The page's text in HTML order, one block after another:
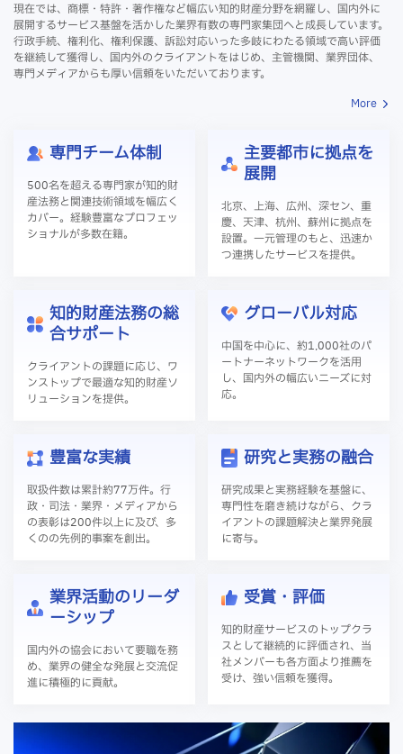
現在では、商標・特許・著作権など幅広い知的財産分野を網羅し、国内外に
展開するサービス基盤を活かした業界有数の専門家集団へと成長しています。
行政手続、権利化、権利保護、訴訟対応いった多岐にわたる領域で高い評価
を継続して獲得し、国内外のクライアントをはじめ、主管機関、業界団体、
専門メディアからも厚い信頼をいただいております。
More
専門チーム体制
500名を超える専門家が知的財
産法務と関連技術領域を幅広く
カバー。経験豊富なプロフェッ
ショナルが多数在籍。
主要都市に拠点を
展開
北京、上海、広州、深セン、重
慶、天津、杭州、蘇州に拠点を
設置。一元管理のもと、迅速か
つ連携したサービスを提供。
知的財産法務の総
合サポート
クライアントの課題に応じ、ワ
ンストップで最適な知的財産ソ
リューションを提供。
グローバル対応
中国を中心に、約1,000社のパ
ートナーネットワークを活用
し、国内外の幅広いニーズに対
応。
豊富な実績
取扱件数は累計約77万件。行
政・司法・業界・メディアから
の表彰は200件以上に及び、多
くのの先例的事案を創出。
研究と実務の融合
研究成果と実務経験を基盤に、
専門性を磨き続けながら、クラ
イアントの課題解決と業界発展
に寄与。
業界活動のリーダ
ーシップ
国内外の協会において要職を務
め、業界の健全な発展と交流促
進に積極的に貢献。
受賞・評価
知的財産サービスのトップクラ
スとして継続的に評価され、当
社メンバーも各方面より推薦を
受け、強い信頼を獲得。